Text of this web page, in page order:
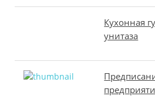
Кухонная
унитаза